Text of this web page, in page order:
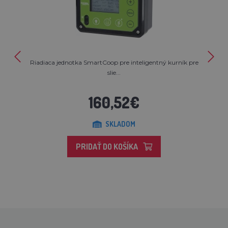
Riadiaca jednotka SmartCoop pre inteligentný kurník pre
slie...
160,52€
SKLADOM
PRIDAŤ DO KOŠÍKA